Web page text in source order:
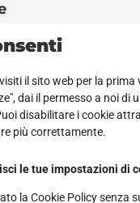
il sito web per la
dai il permesso a noi di
disabilitare i cookie
più correttamente.
le tue impostazioni di
la Cookie Policy senza